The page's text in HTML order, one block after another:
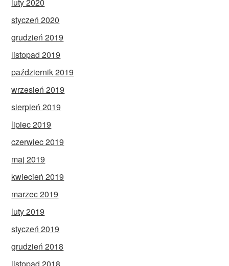
styczeń 2020
grudzień 2019
listopad 2019
październik 2019
wrzesień 2019
sierpień 2019
lipiec 2019
czerwiec 2019
maj 2019
kwiecień 2019
marzec 2019
luty 2019
styczeń 2019
grudzień 2018
listopad 2018